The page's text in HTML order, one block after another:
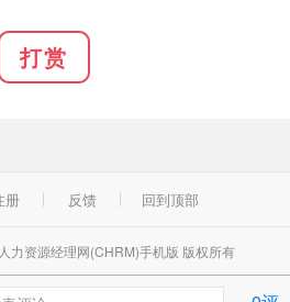
打赏
册 反馈 回到顶部
力资源经理网(CHRM)手机版 版权所有